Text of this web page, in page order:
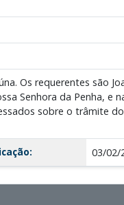
Os requerentes são
Senhora da Penha, e
sobre o trâmite
03/02/